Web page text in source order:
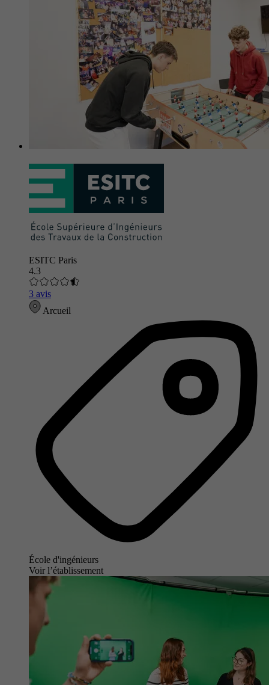
ESITC Paris
4.3
3 avis
Arcueil
École d'ingénieurs
Voir l’établissement